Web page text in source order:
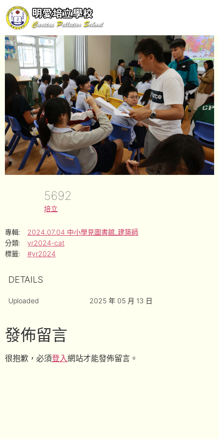
5692
培立
專輯:
2024.07.04 中小學見圖書館_建築師
分類:
yr2024-cat
標籤:
#yr2024
DETAILS
Uploaded 2025 年 05 月 13 日
發佈留言
很抱歉，必須登入網站才能發佈留言。